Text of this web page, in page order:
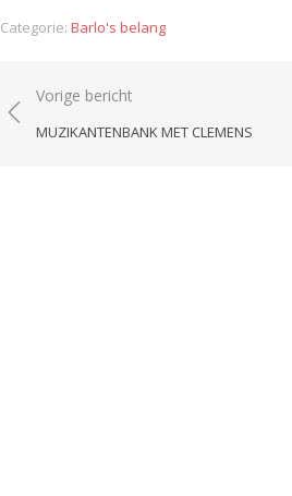
Categorie: Barlo's belang
Bericht
navigatie
Vorige bericht
MUZIKANTENBANK MET CLEMENS